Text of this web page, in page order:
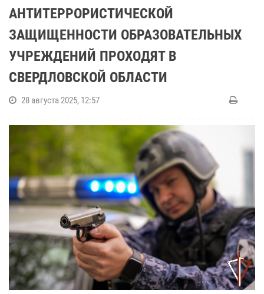
АНТИТЕРРОРИСТИЧЕСКОЙ
ЗАЩИЩЕННОСТИ ОБРАЗОВАТЕЛЬНЫХ
УЧРЕЖДЕНИЙ ПРОХОДЯТ В
СВЕРДЛОВСКОЙ ОБЛАСТИ
28 августа 2025, 12:57